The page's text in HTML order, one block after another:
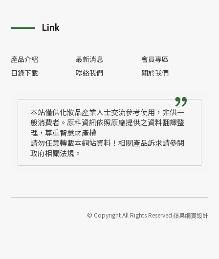
Link
產品介紹 最新消息
會員專區
目錄下載
聯絡我們 關於我們
本站僅供化妝品產業人士交流參考使用，非供一
般消費者。原料資訊依照原廠提供之資料翻譯整
理，尊重智慧財產權
請勿任意轉載本網站資料！相關產品訴求請參閱
政府相關法規。
© Copyright All Rights Reserved蘋果網頁設計